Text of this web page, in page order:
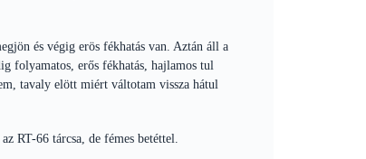
és végig erös fékhatás van. Aztán áll a
folyamatos, erős fékhatás, hajlamos tul
tavaly elött miért váltotam vissza hátul
RT-66 tárcsa, de fémes betéttel.